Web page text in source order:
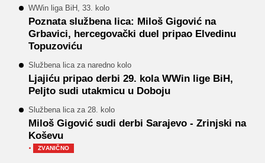
WWin liga BiH, 33. kolo
Poznata službena lica: Miloš Gigović na
Grbavici, hercegovački duel pripao Elvedinu
Topuzoviću
Službena lica za naredno kolo
Ljajiću pripao derbi 29. kola WWin lige BiH,
Peljto sudi utakmicu u Doboju
Službena lica za 28. kolo
Miloš Gigović sudi derbi Sarajevo - Zrinjski na
Koševu
· ZVANIČNO